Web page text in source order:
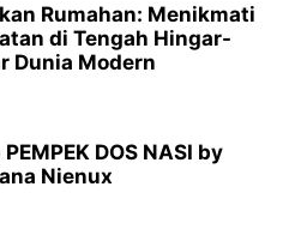
Rumahan: Menikmati
di Tengah Hingar-
Dunia Modern
DOS NASI by
Nienux